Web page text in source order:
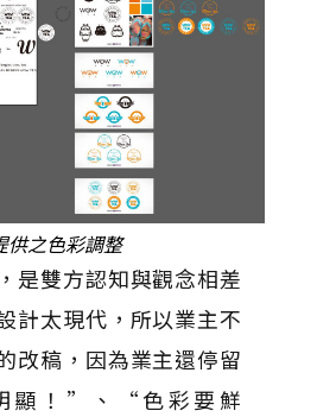
供之色彩調整
是雙方認知與觀念相差
計太現代，所以業主不
改稿，因為業主還停留
顯！”、“色彩要鮮